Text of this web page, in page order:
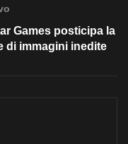
Games posticipa la
di immagini inedite